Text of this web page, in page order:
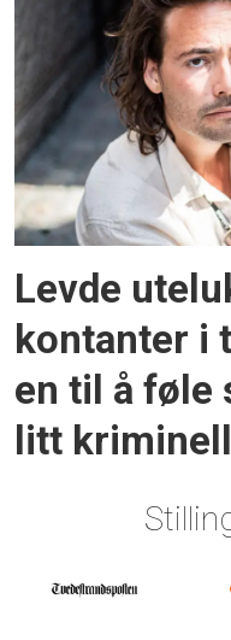
Levde
kontanter i
en til å føle
litt kriminell